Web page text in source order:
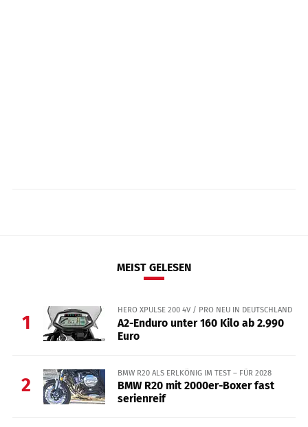
MEIST GELESEN
1
HERO XPULSE 200 4V / PRO NEU IN DEUTSCHLAND
A2-Enduro unter 160 Kilo ab 2.990
Euro
2
BMW R20 ALS ERLKÖNIG IM TEST – FÜR 2028
BMW R20 mit 2000er-Boxer fast
serienreif